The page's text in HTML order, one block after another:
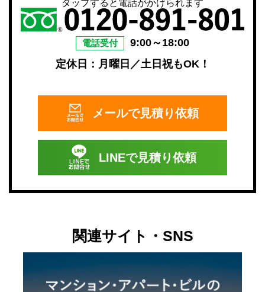
タップすると電話がかけられます
電話受付
9:00～18:00
定休日：月曜日／土日祝もOK！
メールで見積り依頼
LINEで見積り依頼
関連サイト・SNS